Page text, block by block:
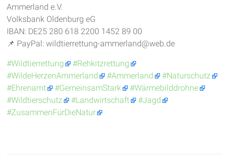
Ammerland e.V.
Volksbank Oldenburg eG
IBAN: DE25 280 618 2200 1452 89 00
📌 PayPal: wildtierrettung-ammerland@web.de
#Wildtierrettung
#Rehkitzrettung
#WildeHerzenAmmerland
#Ammerland
#Naturschutz
#Ehrenamt
#GemeinsamStark
#Wärmebilddrohne
#Wildtierschutz
#Landwirtschaft
#Jagd
#ZusammenFürDieNatur